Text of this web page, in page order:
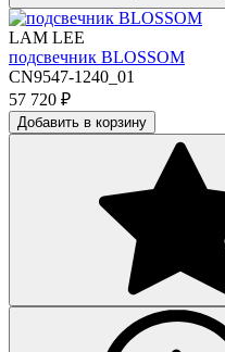
LAM LEE
подсвечник BLOSSOM
CN9547-1240_01
57 720 ₽
Добавить в корзину